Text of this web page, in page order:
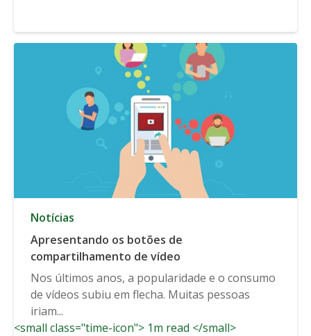
Notícias
Apresentando os botões de
compartilhamento de vídeo
Nos últimos anos, a popularidade e o consumo
de vídeos subiu em flecha. Muitas pessoas
iriam...
<small class="time-icon"> 1m read </small>